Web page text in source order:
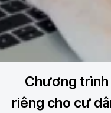
Chương
riêng cho cư